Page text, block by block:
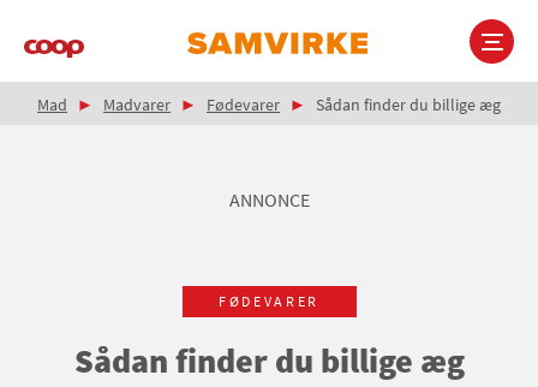
Main
Brødkrumme
Mad Madvarer Fødevarer Sådan finder du billige æg
ANNONCE
FØDEVARER
Sådan finder du billige æg